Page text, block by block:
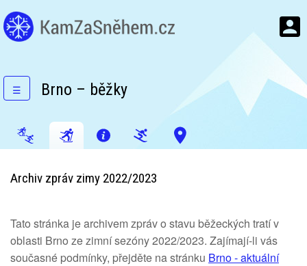
☰ Brno – běžky
Archiv zpráv zimy 2022/2023
Tato stránka je archivem zpráv o stavu běžeckých tratí v
oblasti Brno ze zimní sezóny 2022/2023. Zajímají-li vás
současné podmínky, přejděte na stránku Brno - aktuální